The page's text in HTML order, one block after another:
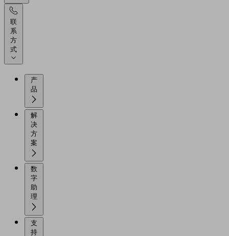
联
系
方
式
产
解
决
方
数
字
助
支